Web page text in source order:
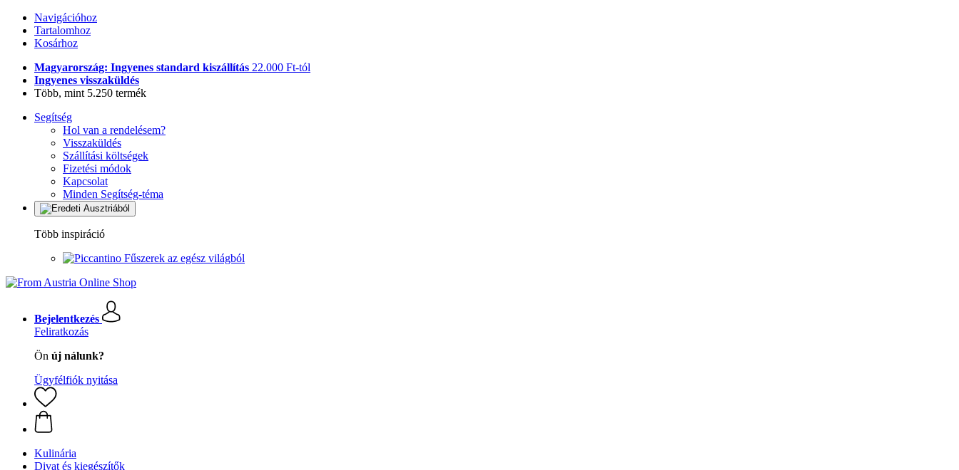
Navigációhoz
Tartalomhoz
Kosárhoz
Magyarország: Ingyenes standard kiszállítás 22.000 Ft-tól
Ingyenes visszaküldés
Több, mint 5.250 termék
Segítség
Hol van a rendelésem?
Visszaküldés
Szállítási költségek
Fizetési módok
Kapcsolat
Minden Segítség-téma
Több inspiráció
Fűszerek az egész világból
Bejelentkezés
Feliratkozás
Ön új nálunk?
Ügyfélfiók nyitása
Kulinária
Divat és kiegészítők